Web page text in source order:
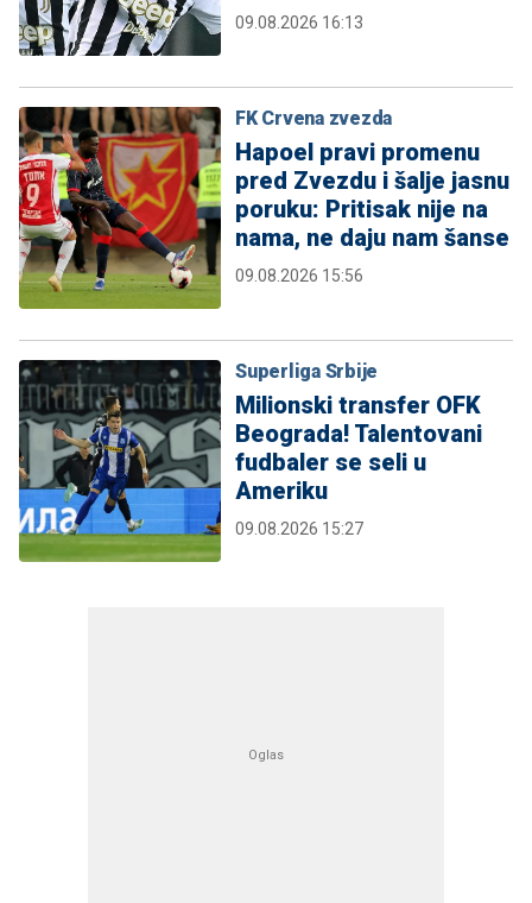
09.08.2026 16:13
FK Crvena zvezda
Hapoel pravi promenu
pred Zvezdu i šalje jasnu
poruku: Pritisak nije na
nama, ne daju nam šanse
09.08.2026 15:56
Superliga Srbije
Milionski transfer OFK
Beograda! Talentovani
fudbaler se seli u
Ameriku
09.08.2026 15:27